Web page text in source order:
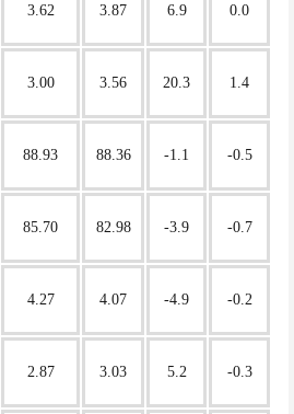
3.62 3.87 6.9 0.0
3.00 3.56 20.3 1.4
88.93 88.36 -1.1 -0.5
85.70 82.98 -3.9 -0.7
4.27 4.07 -4.9 -0.2
2.87 3.03 5.2 -0.3